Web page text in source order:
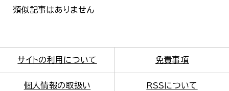
類似記事はありません
サイトの利用について 免責事項
個人情報の取扱い RSSについて